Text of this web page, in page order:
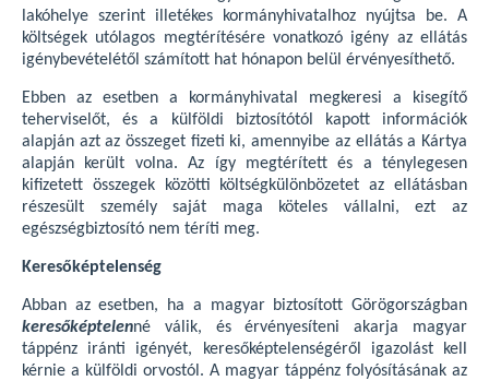
lakóhelye szerint illetékes kormányhivatalhoz nyújtsa be. A
költségek utólagos megtérítésére vonatkozó igény az ellátás
igénybevételétől számított hat hónapon belül érvényesíthető.
Ebben az esetben a kormányhivatal megkeresi a kisegítő
teherviselőt, és a külföldi biztosítótól kapott információk
alapján azt az összeget fizeti ki, amennyibe az ellátás a Kártya
alapján került volna. Az így megtérített és a ténylegesen
kifizetett összegek közötti költségkülönbözetet az ellátásban
részesült személy saját maga köteles vállalni, ezt az
egészségbiztosító nem téríti meg.
Keresőképtelenség
Abban az esetben, ha a magyar biztosított Görögországban
keresőképtelenné válik, és érvényesíteni akarja magyar
táppénz iránti igényét, keresőképtelenségéről igazolást kell
kérnie a külföldi orvostól. A magyar táppénz folyósításának az